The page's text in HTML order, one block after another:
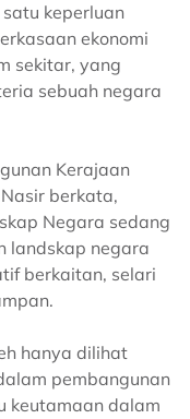
keperluan
ekonomi
sekitar, yang
sebuah negara
Kerajaan
berkata,
Negara sedang
landskap negara
berkaitan, selari
hanya dilihat
pembangunan
keutamaan dalam